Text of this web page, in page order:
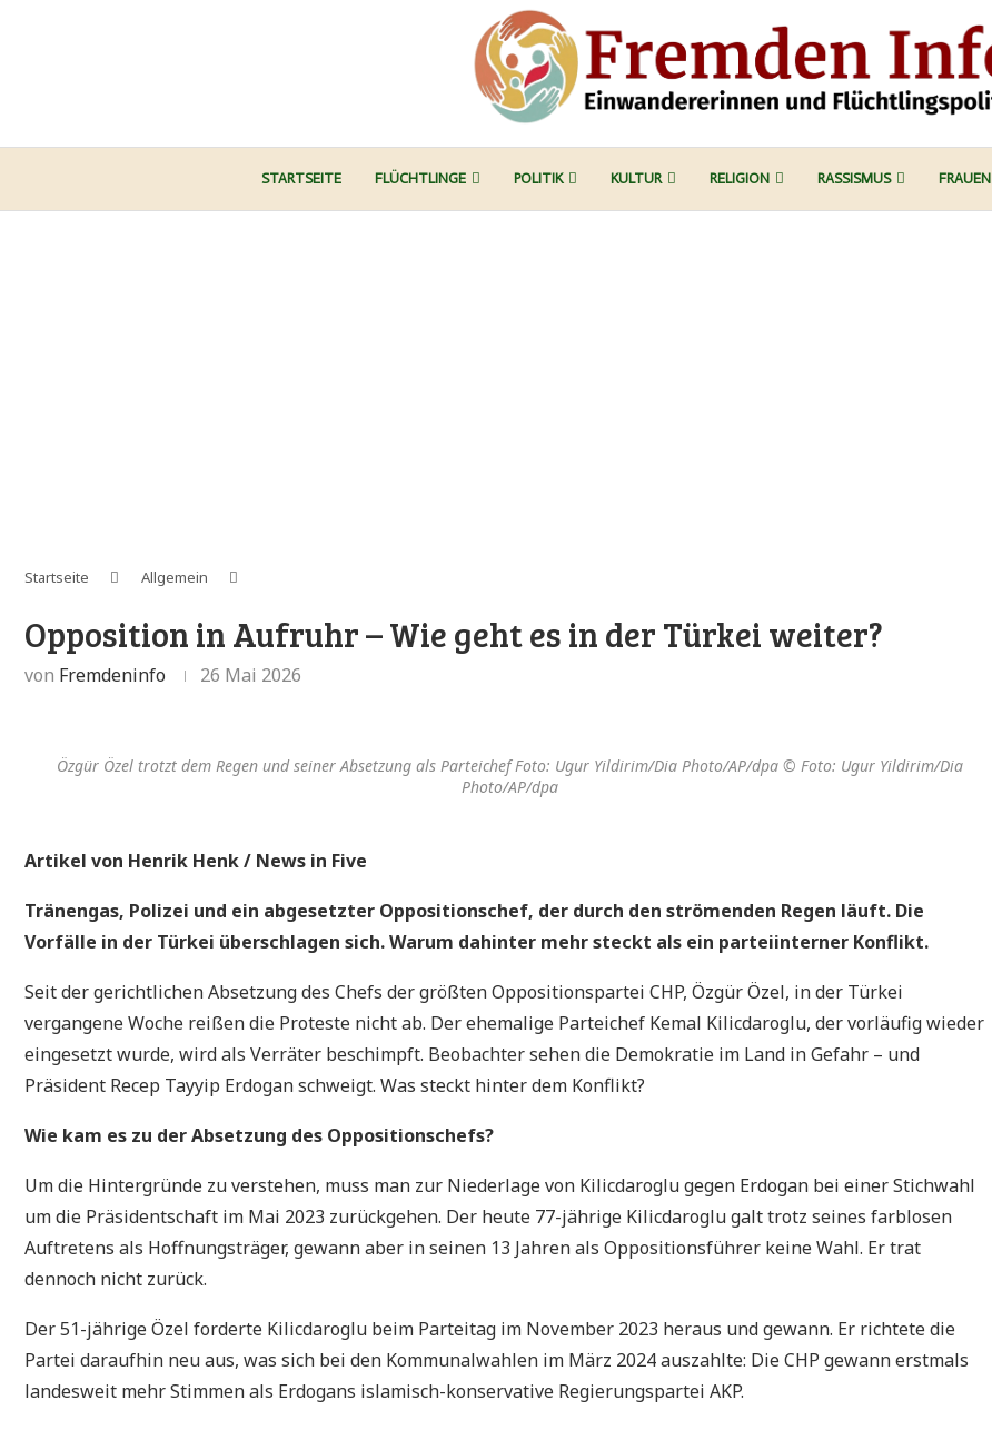
STARTSEITE FLÜCHTLINGE POLITIK KULTUR RELIGION RASSISMUS FRAUEN
Startseite Allgemein
Opposition in Aufruhr – Wie geht es in der Türkei weiter?
von Fremdeninfo 26 Mai 2026
Özgür Özel trotzt dem Regen und seiner Absetzung als Parteichef Foto: Ugur Yildirim/Dia Photo/AP/dpa © Foto: Ugur Yildirim/Dia
Photo/AP/dpa
Artikel von Henrik Henk / News in Five
Tränengas, Polizei und ein abgesetzter Oppositionschef, der durch den strömenden Regen läuft. Die
Vorfälle in der Türkei überschlagen sich. Warum dahinter mehr steckt als ein parteiinterner Konflikt.
Seit der gerichtlichen Absetzung des Chefs der größten Oppositionspartei CHP, Özgür Özel, in der Türkei
vergangene Woche reißen die Proteste nicht ab. Der ehemalige Parteichef Kemal Kilicdaroglu, der vorläufig wieder
eingesetzt wurde, wird als Verräter beschimpft. Beobachter sehen die Demokratie im Land in Gefahr – und
Präsident Recep Tayyip Erdogan schweigt. Was steckt hinter dem Konflikt?
Wie kam es zu der Absetzung des Oppositionschefs?
Um die Hintergründe zu verstehen, muss man zur Niederlage von Kilicdaroglu gegen Erdogan bei einer Stichwahl
um die Präsidentschaft im Mai 2023 zurückgehen. Der heute 77-jährige Kilicdaroglu galt trotz seines farblosen
Auftretens als Hoffnungsträger, gewann aber in seinen 13 Jahren als Oppositionsführer keine Wahl. Er trat
dennoch nicht zurück.
Der 51-jährige Özel forderte Kilicdaroglu beim Parteitag im November 2023 heraus und gewann. Er richtete die
Partei daraufhin neu aus, was sich bei den Kommunalwahlen im März 2024 auszahlte: Die CHP gewann erstmals
landesweit mehr Stimmen als Erdogans islamisch-konservative Regierungspartei AKP.